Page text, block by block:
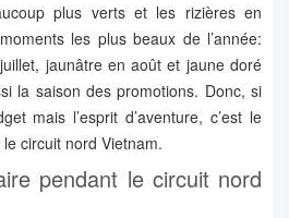
plus verts et les rizières en
les plus beaux de l’année:
jaunâtre en août et jaune doré
la saison des promotions. Donc, si
mais l’esprit d’aventure, c’est le
circuit nord Vietnam.
pendant le circuit nord